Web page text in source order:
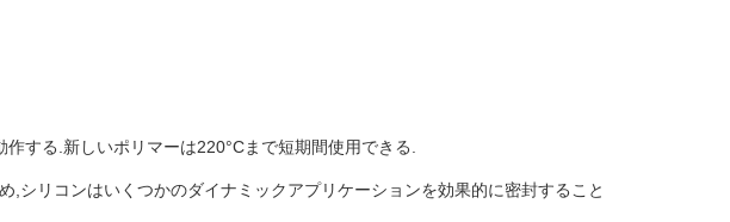
する.新しいポリマーは220°Cまで短期間使用できる.
,シリコンはいくつかのダイナミックアプリケーションを効果的に密封すること